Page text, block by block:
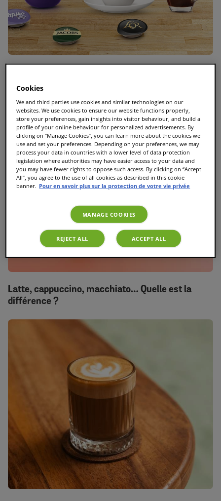
variétés et les meilleures dosettes TASSIMO
Latte, cappuccino, macchiato… Quelle est la
différence ?
Cookies
We and third parties use cookies and similar technologies on our
websites. We use cookies to ensure our website functions properly,
store your preferences, gain insights into visitor behaviour, and build a
profile of your online behaviour for personalized advertisements. By
clicking on “Manage Cookies”, you can learn more about the cookies we
use and set your preferences. Depending on your preferences, we may
process your data in countries with a lower level of data protection
legislation where authorities may have easier access to your data and
you may have fewer rights to oppose such access. By clicking on “Accept
All”, you agree to the use of all cookies as described in this cookie
banner. Pour en savoir plus sur la protection de votre vie privée
MANAGE COOKIES
REJECT ALL ACCEPT ALL